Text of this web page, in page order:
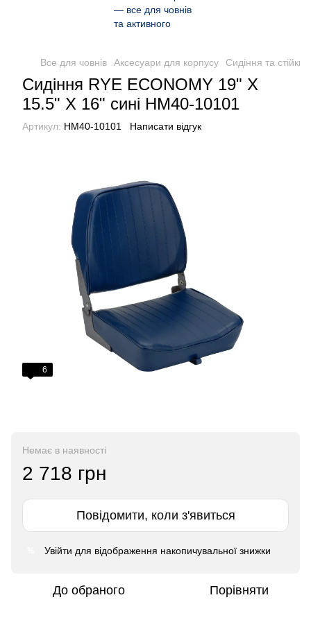
Все для човнів Аксесуари для корпусу Сидіння та стійки
Сидіння RYE ECONOMY 19" X
15.5" X 16" сині HM40-10101
Артикул: HM40-10101 Написати відгук
6
Немає в наявності
2 718 грн
Повідомити, коли з'явиться
Увійти для відображення накопичувальної знижки
До обраного Порівняти